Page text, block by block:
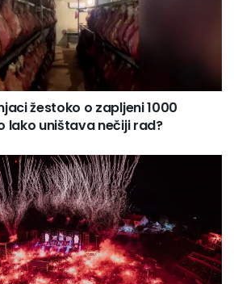
žestoko o zapljeni 1000
lako uništava nečiji rad?